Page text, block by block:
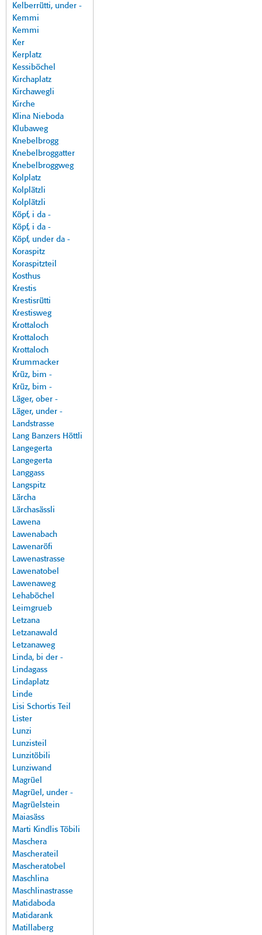
Kelberrütti, under -
Kemmi
Kemmi
Ker
Kerplatz
Kessiböchel
Kirchaplatz
Kirchawegli
Kirche
Klina Nieboda
Klubaweg
Knebelbrogg
Knebelbroggatter
Knebelbroggweg
Kolplatz
Kolplätzli
Kolplätzli
Köpf, i da -
Köpf, i da -
Köpf, under da -
Koraspitz
Koraspitzteil
Kosthus
Krestis
Krestisrütti
Krestisweg
Krottaloch
Krottaloch
Krottaloch
Krummacker
Krüz, bim -
Krüz, bim -
Läger, ober -
Läger, under -
Landstrasse
Lang Banzers Höttli
Langegerta
Langegerta
Langgass
Langspitz
Lärcha
Lärchasässli
Lawena
Lawenabach
Lawenaröfi
Lawenastrasse
Lawenatobel
Lawenaweg
Lehaböchel
Leimgrueb
Letzana
Letzanawald
Letzanaweg
Linda, bi der -
Lindagass
Lindaplatz
Linde
Lisi Schortis Teil
Lister
Lunzi
Lunzisteil
Lunzitöbili
Lunziwand
Magrüel
Magrüel, under -
Magrüelstein
Maiasäss
Marti Kindlis Töbili
Maschera
Mascherateil
Mascheratobel
Maschlina
Maschlinastrasse
Matidaboda
Matidarank
Matillaberg